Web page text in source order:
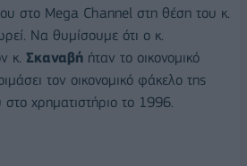
στο Mega Channel στη θέση του κ.
Να θυμίσουμε ότι ο κ.
κ. Σκαναβή ήταν το οικονομικό
τον οικονομικό φάκελο της
χρηματιστήριο το 1996.